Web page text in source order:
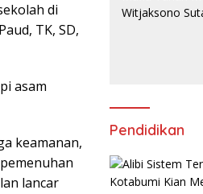
di
TK, SD,
asam
keamanan,
lancar
Pendidikan